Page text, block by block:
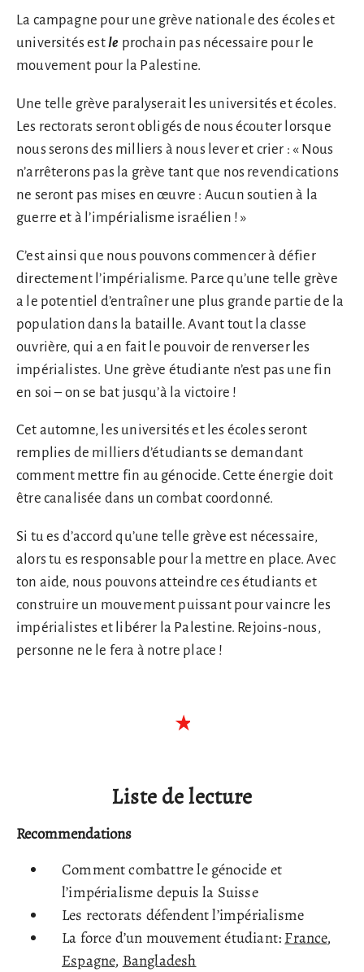
La campagne pour une grève nationale des écoles et
universités estle prochain pas nécessaire pour le
mouvement pour la Palestine.
Une telle grève paralyserait les universités et écoles.
Les rectorats seront obligés de nous écouter lorsque
nous serons des milliers à nous lever et crier : « Nous
n’arrêterons pas la grève tant que nos revendications
ne seront pas mises en œuvre : Aucun soutien à la
guerre et à l’impérialisme israélien ! »
C’est ainsi que nous pouvons commencer à défier
directement l’impérialisme. Parce qu’une telle grève
a le potentiel d’entraîner une plus grande partie de la
population dans la bataille. Avant tout la classe
ouvrière, qui a en fait le pouvoir de renverser les
impérialistes. Une grève étudiante n’est pas une fin
en soi – on se bat jusqu’à la victoire !
Cet automne, les universités et les écoles seront
remplies de milliers d’étudiants se demandant
comment mettre fin au génocide. Cette énergie doit
être canalisée dans un combat coordonné.
Si tu es d’accord qu’une telle grève est nécessaire,
alors tu es responsable pour la mettre en place. Avec
ton aide, nous pouvons atteindre ces étudiants et
construire un mouvement puissant pour vaincre les
impérialistes et libérer la Palestine. Rejoins-nous,
personne ne le fera à notre place !
Liste de lecture
Recommendations
Comment combattre le génocide et
l’impérialisme depuis la Suisse
Les rectorats défendent l’impérialisme
La force d’un mouvement étudiant: France,
Espagne, Bangladesh